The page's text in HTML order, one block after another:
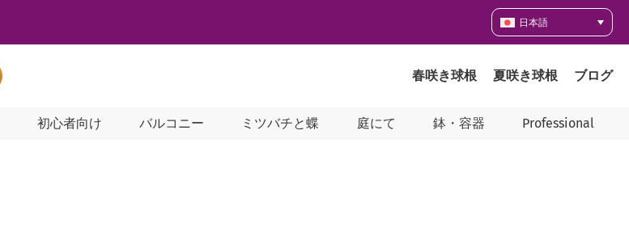
日本語
春咲き球根 夏咲き球根 ブログ
初心者向け バルコニー ミツバチと蝶 庭にて 鉢・容器 Professional